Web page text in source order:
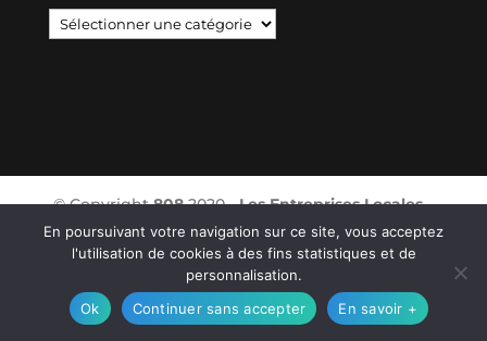
Catégories
© Copyright8082020 -Les Entreprises Locales-
Mentions Légales – RGPD – Protection de la vie
privée – Gestion des cookies
En poursuivant votre navigation sur ce site, vous acceptez
l'utilisation de cookies à des fins statistiques et de
personnalisation.
Ok
Continuer sans accepter En savoir +